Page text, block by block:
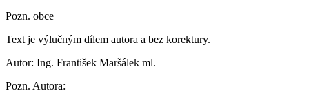
Pozn. obce
Text je výlučným dílem autora a bez korektury.
Autor: Ing. František Maršálek ml.
Pozn. Autora: